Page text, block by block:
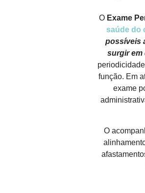
O Exame
saúde do
possíveis
surgir em
função. Em
exame
O